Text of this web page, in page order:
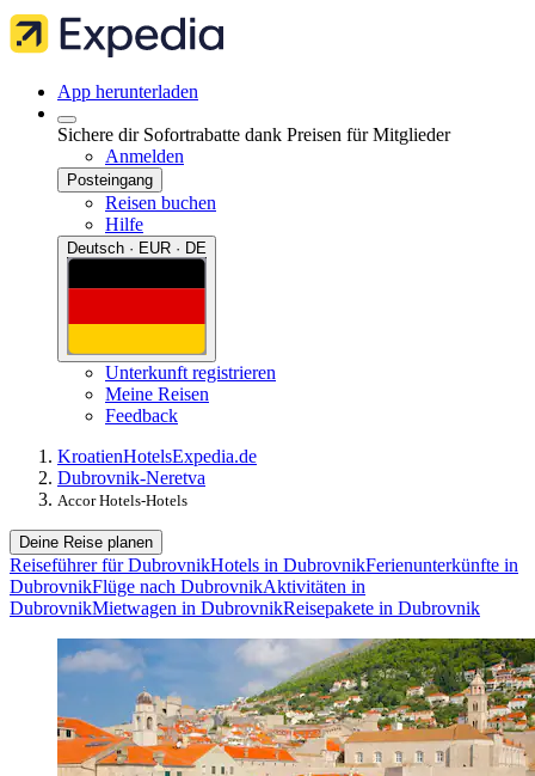
App herunterladen
Sichere dir Sofortrabatte dank Preisen für Mitglieder
Anmelden
Posteingang
Reisen buchen
Hilfe
Deutsch · EUR · DE
Unterkunft registrieren
Meine Reisen
Feedback
KroatienHotelsExpedia.de
Dubrovnik-Neretva
Accor Hotels-Hotels
Deine Reise planen
Reiseführer für DubrovnikHotels in DubrovnikFerienunterkünfte in
DubrovnikFlüge nach DubrovnikAktivitäten in
DubrovnikMietwagen in DubrovnikReisepakete in Dubrovnik